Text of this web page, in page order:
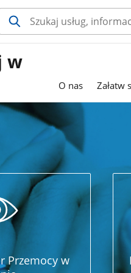
w
O nas Załatw
Przemocy w